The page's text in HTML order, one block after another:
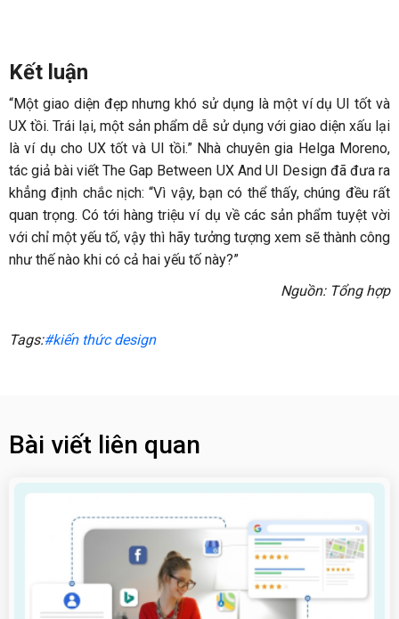
Kết luận
“Một giao diện đẹp nhưng khó sử dụng là một ví dụ UI tốt và
UX tồi. Trái lại, một sản phẩm dễ sử dụng với giao diện xấu lại
là ví dụ cho UX tốt và UI tồi.” Nhà chuyên gia Helga Moreno,
tác giả bài viết The Gap Between UX And UI Design đã đưa ra
khẳng định chắc nịch: “Vì vậy, bạn có thể thấy, chúng đều rất
quan trọng. Có tới hàng triệu ví dụ về các sản phẩm tuyệt vời
với chỉ một yếu tố, vậy thì hãy tưởng tượng xem sẽ thành công
như thế nào khi có cả hai yếu tố này?”
Nguồn: Tổng hợp
Tags:#kiến thức design
Bài viết liên quan